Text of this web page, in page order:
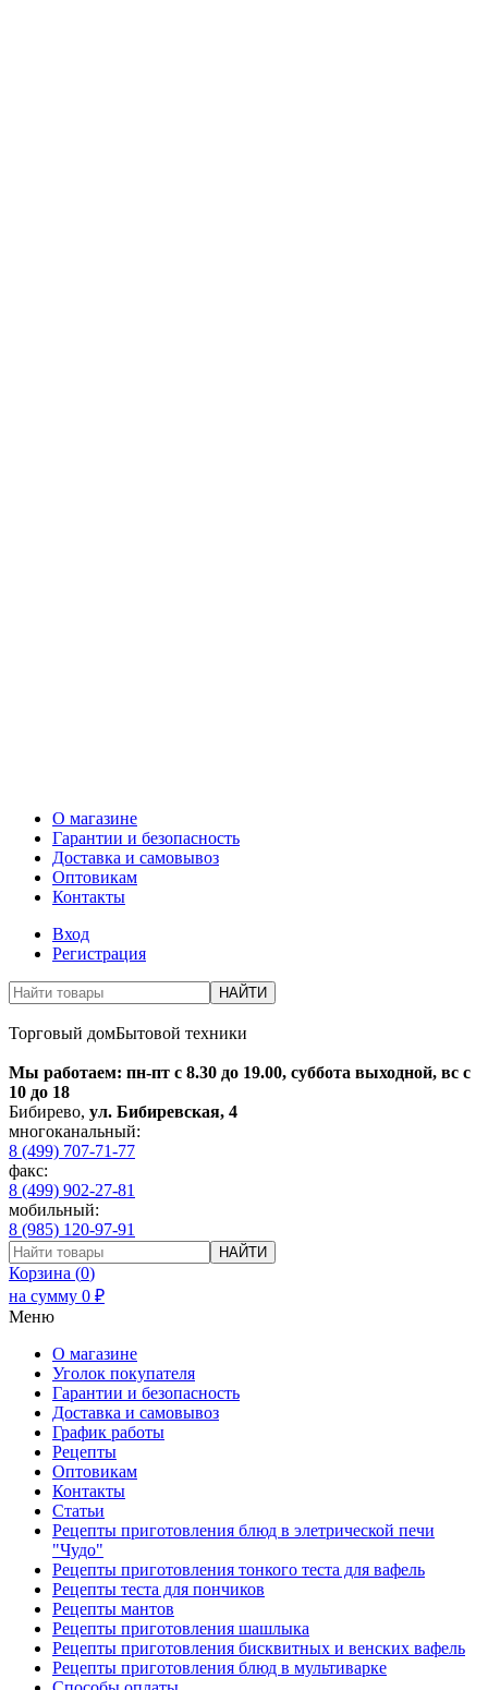
О магазине
Гарантии и безопасность
Доставка и самовывоз
Оптовикам
Контакты
Вход
Регистрация
НАЙТИ
Торговый домБытовой техники
Мы работаем: пн-пт с 8.30 до 19.00, суббота выходной, вс с
10 до 18
Бибирево, ул. Бибиревская, 4
многоканальный:
8 (499) 707-71-77
факс:
8 (499) 902-27-81
мобильный:
8 (985) 120-97-91
НАЙТИ
Корзина (0)
на сумму 0 ₽
Меню
О магазине
Уголок покупателя
Гарантии и безопасность
Доставка и самовывоз
График работы
Рецепты
Оптовикам
Контакты
Статьи
Рецепты приготовления блюд в элетрической печи
"Чудо"
Рецепты приготовления тонкого теста для вафель
Рецепты теста для пончиков
Рецепты мантов
Рецепты приготовления шашлыка
Рецепты приготовления бисквитных и венских вафель
Рецепты приготовления блюд в мультиварке